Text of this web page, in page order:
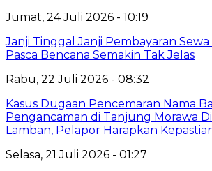
Jumat, 24 Juli 2026 - 10:19
Janji Tinggal Janji Pembayaran
Pasca Bencana Semakin Tak Jelas
Rabu, 22 Juli 2026 - 08:32
Kasus Dugaan Pencemaran Nama
Pengancaman di Tanjung Morawa
Lamban, Pelapor Harapkan
Selasa, 21 Juli 2026 - 01:27